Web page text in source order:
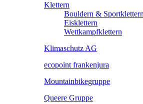
Klettern
Bouldern & Sportklettern
Eisklettern
Wettkampfklettern
Klimaschutz AG
ecopoint frankenjura
Mountainbikegruppe
Queere Gruppe